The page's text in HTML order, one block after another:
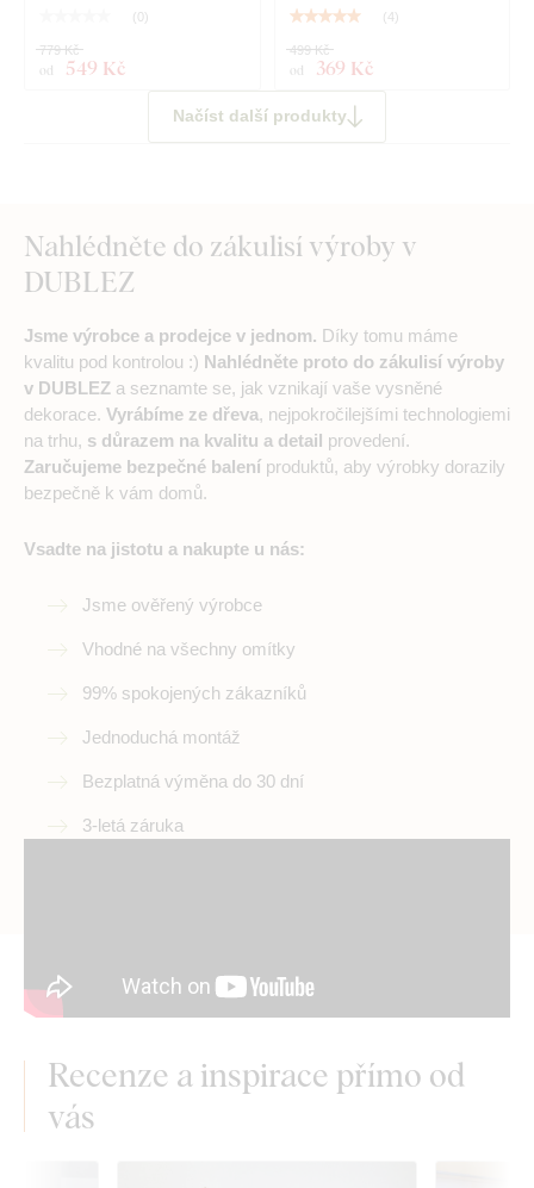
odolnost proti běžnému poškrábání
Tloušťka 3
čemuž na stěně působí čistě a elegantně – na rozdíl od
Co najdete v balení?
Pěnová lepicí páska
Poznámka:Uvedené rozměry jsou rozměry po rozložení na
zeď jako na ilustračním obrázku.
( 0)
od 549 Kč
779 Kč
( 4)
od 369 Kč
499 Kč
Načíst další produkty
Nahlédněte do zákulisí výroby v
DUBLEZ
Jsme výrobce a prodejce v jednom. Díky tomu máme
kvalitu pod kontrolou :) Nahlédněte proto do zákulisí výroby
v DUBLEZ a seznamte se, jak vznikají vaše vysněné
dekorace. Vyrábíme ze dřeva, nejpokročilejšími technologiemi
na trhu, s důrazem na kvalitu a detail provedení.
Zaručujeme bezpečné balení produktů, aby výrobky dorazily
bezpečně k vám domů.
Vsadte na jistotu a nakupte u nás:
Jsme ověřený výrobce
Vhodné na všechny omítky
99% spokojených zákazníků
Jednoduchá montáž
Bezplatná výměna do 30 dní
3-letá záruka
Recenze a inspirace přímo od
vás